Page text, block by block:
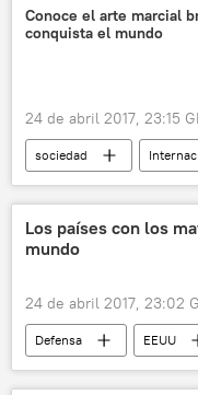
noticias
Conoce el arte marcial
conquista el mundo
24 de abril 2017, 23:15
sociedad
🎭 Arte y cultura
música
noticias
Los países con los
mundo
24 de abril 2017, 23:02
Defensa EEUU
Arabia Saudita
la